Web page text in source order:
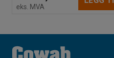
eks. MVA